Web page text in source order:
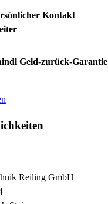
Kontakt
Geld-zurück-Garantie
Reiling GmbH